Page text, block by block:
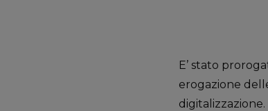
E’ stato
erogazione
digitalizzazione.